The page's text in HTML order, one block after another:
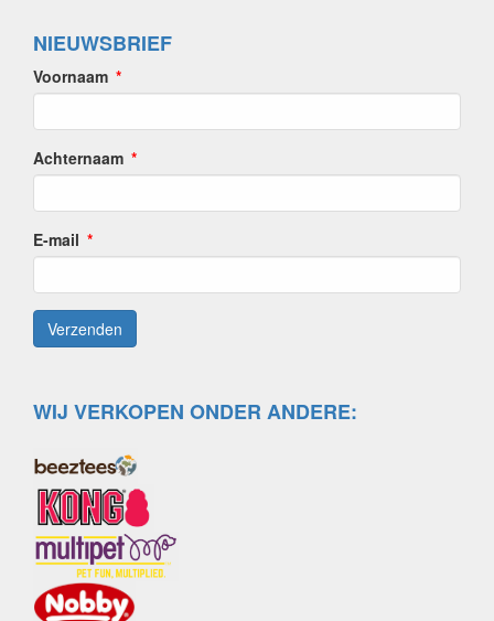
NIEUWSBRIEF
Voornaam
Achternaam
E-mail
WIJ VERKOPEN ONDER ANDERE: